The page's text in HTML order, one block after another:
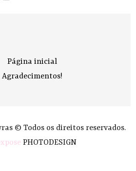
Página inicial
Agradecimentos!
© Todos os direitos reservados.
PHOTODESIGN